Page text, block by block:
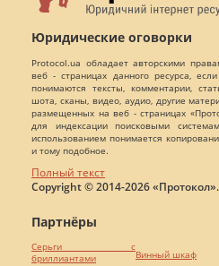
Юридические оговорки
Protocol.ua обладает авторскими
веб - страницах данного ресурса,
понимаются тексты, комментарии,
шота, сканы, видео, аудио, другие
размещенных на веб - страницах
для индексации поисковыми
использованием понимается
и тому подобное.
Полный текст
Copyright © 2014-2026
Партнёры
Серьги с
бриллиантами
Винный шкаф